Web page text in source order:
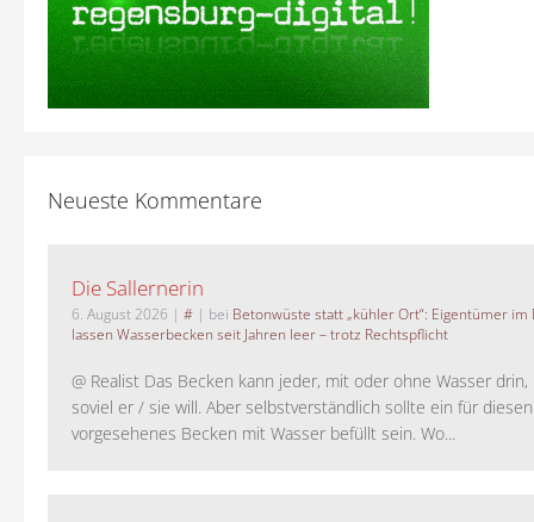
Neueste Kommentare
Die Sallernerin
6. August 2026 | # | bei Betonwüste statt „kühler Ort“: Eigentümer
lassen Wasserbecken seit Jahren leer – trotz Rechtspflicht
@ Realist Das Becken kann jeder, mit oder ohne Wasser
soviel er / sie will. Aber selbstverständlich sollte ein für
vorgesehenes Becken mit Wasser befüllt sein. Wo...